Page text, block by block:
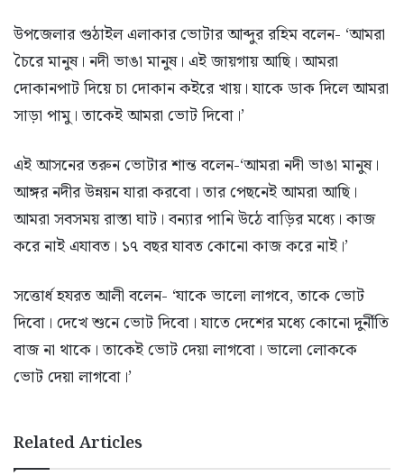
উপজেলার গুঠাইল এলাকার ভোটার আব্দুর রহিম বলেন- ‘আমরা
চৈরে মানুষ। নদী ভাঙা মানুষ। এই জায়গায় আছি। আমরা
দোকানপাট দিয়ে চা দোকান কইরে খায়। যাকে ডাক দিলে আমরা
সাড়া পামু। তাকেই আমরা ভোট দিবো।’
এই আসনের তরুন ভোটার শান্ত বলেন-‘আমরা নদী ভাঙা মানুষ।
আঙ্গর নদীর উন্নয়ন যারা করবো। তার পেছনেই আমরা আছি।
আমরা সবসময় রাস্তা ঘাট। বন্যার পানি উঠে বাড়ির মধ্যে। কাজ
করে নাই এযাবত। ১৭ বছর যাবত কোনো কাজ করে নাই।’
সত্তোর্ধ হযরত আলী বলেন- ‘যাকে ভালো লাগবে, তাকে ভোট
দিবো। দেখে শুনে ভোট দিবো। যাতে দেশের মধ্যে কোনো দুর্নীতি
বাজ না থাকে। তাকেই ভোট দেয়া লাগবো। ভালো লোককে
ভোট দেয়া লাগবো।’
Related Articles